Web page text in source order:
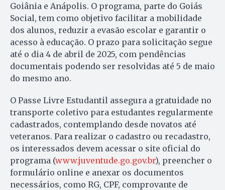
Goiânia e Anápolis. O programa, parte do Goiás
Social, tem como objetivo facilitar a mobilidade
dos alunos, reduzir a evasão escolar e garantir o
acesso à educação. O prazo para solicitação segue
até o dia 4 de abril de 2025, com pendências
documentais podendo ser resolvidas até 5 de maio
do mesmo ano.
O Passe Livre Estudantil assegura a gratuidade no
transporte coletivo para estudantes regularmente
cadastrados, contemplando desde novatos até
veteranos. Para realizar o cadastro ou recadastro,
os interessados devem acessar o site oficial do
programa (www.juventude.go.gov.br), preencher o
formulário online e anexar os documentos
necessários, como RG, CPF, comprovante de